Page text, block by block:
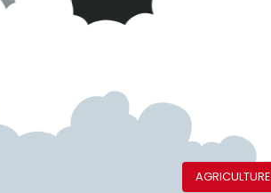
AGRICULTURE